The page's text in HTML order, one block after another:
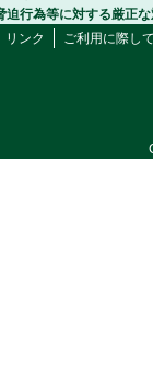
迫行為等に対する厳正
リンク ご利用に際し